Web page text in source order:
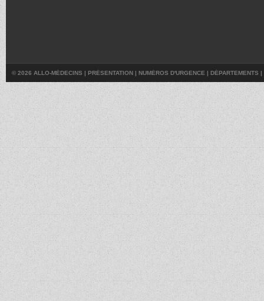
© 2026 ALLO-MÉDECINS | PRÉSENTATION | NUMÉROS D'URGENCE | DÉPARTEMENTS |